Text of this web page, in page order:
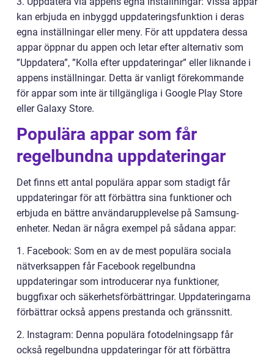
kan erbjuda en inbyggd uppdateringsfunktion i deras
egna inställningar eller meny. För att uppdatera dessa
appar öppnar du appen och letar efter alternativ som
”Uppdatera”, ”Kolla efter uppdateringar” eller liknande i
appens inställningar. Detta är vanligt förekommande
för appar som inte är tillgängliga i Google Play Store
eller Galaxy Store.
Populära appar som får
regelbundna uppdateringar
Det finns ett antal populära appar som stadigt får
uppdateringar för att förbättra sina funktioner och
erbjuda en bättre användarupplevelse på Samsung-
enheter. Nedan är några exempel på sådana appar:
1. Facebook: Som en av de mest populära sociala
nätverksappen får Facebook regelbundna
uppdateringar som introducerar nya funktioner,
buggfixar och säkerhetsförbättringar. Uppdateringarna
förbättrar också appens prestanda och gränssnitt.
2. Instagram: Denna populära fotodelningsapp får
också regelbundna uppdateringar för att förbättra